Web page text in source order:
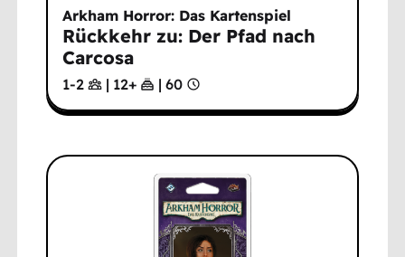
Arkham Horror: Das Kartenspiel
Rückkehr zu: Der Pfad nach
Carcosa
1-2 | 12+ | 60